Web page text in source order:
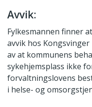
Avvik:
Fylkesmannen finner
avvik hos
av at kommunens
sykehjemsplass ikke
forvaltningslovens
i helse- og